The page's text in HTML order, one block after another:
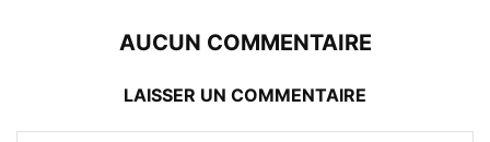
AUCUN COMMENTAIRE
LAISSER UN COMMENTAIRE